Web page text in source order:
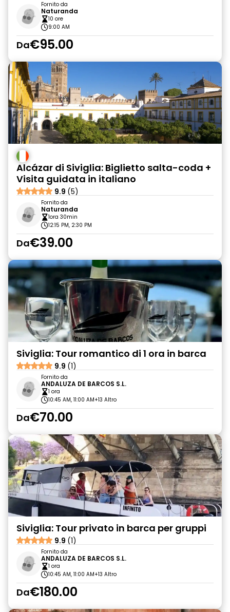
Fornito da
Naturanda
10 ore
9:00 AM
Da€95.00
Alcázar di Siviglia: Biglietto salta-coda +
Visita guidata in italiano
9.9 (5)
Fornito da
Naturanda
1ora 30min
12:15 PM, 2:30 PM
Da€39.00
Siviglia: Tour romantico di 1 ora in barca
9.9 (1)
Fornito da
ANDALUZA DE BARCOS S.L.
1 ora
10:45 AM, 11:00 AM+13 Altro
Da€70.00
Siviglia: Tour privato in barca per gruppi
9.9 (1)
Fornito da
ANDALUZA DE BARCOS S.L.
1 ora
10:45 AM, 11:00 AM+13 Altro
Da€180.00